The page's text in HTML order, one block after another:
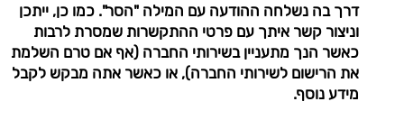
דרך בה נשלחה ההודעה עם המילה "הסר". כמו כן, ייתכן
וניצור קשר איתך עם פרטי ההתקשרות שמסרת לרבות
כאשר הנך מתעניין בשירותי החברה (אף אם טרם השלמת
את הרישום לשירותי החברה), או כאשר אתה מבקש לקבל
מידע נוסף.